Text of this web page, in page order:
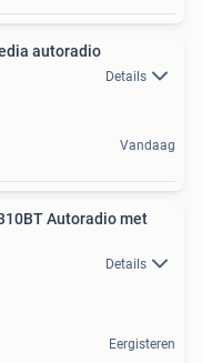
Pioneer multimedia autoradio
Details
Vandaag
Autoradio met
Details
Eergisteren